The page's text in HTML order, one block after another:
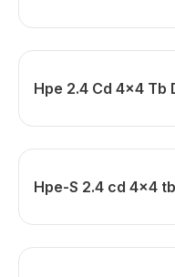
Hpe 2.4 Cd 4x4 Tb
Hpe-S 2.4 cd 4x4